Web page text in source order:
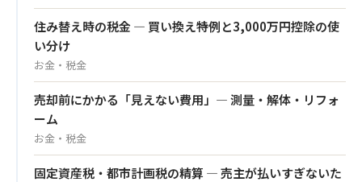
住み替え時の税金 — 買い換え特例と3,000万円控除の使
い分け
お金・税金
売却前にかかる「見えない費用」— 測量・解体・リフォ
ーム
お金・税金
固定資産税・都市計画税の精算 — 売主が払いすぎないた